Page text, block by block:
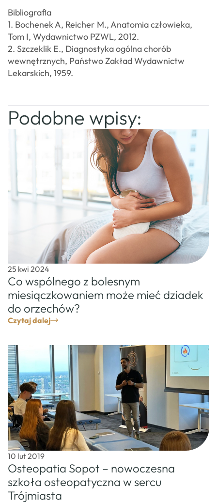
Bibliografia
1. Bochenek A, Reicher M., Anatomia człowieka,
Tom I, Wydawnictwo PZWL, 2012.
2. Szczeklik E., Diagnostyka ogólna chorób
wewnętrznych, Państwo Zakład Wydawnictw
Lekarskich, 1959.
Podobne wpisy:
25 kwi 2024
Co wspólnego z bolesnym
miesiączkowaniem może mieć dziadek
do orzechów?
Czytaj dalej
10 lut 2019
Osteopatia Sopot – nowoczesna
szkoła osteopatyczna w sercu
Trójmiasta